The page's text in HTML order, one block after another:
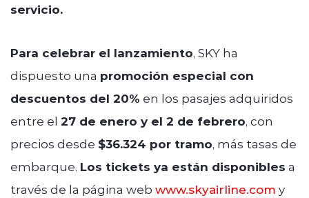
servicio.
Para celebrar el lanzamiento, SKY ha
dispuesto una promoción especial con
descuentos del 20% en los pasajes adquiridos
entre el 27 de enero y el 2 de febrero, con
precios desde $36.324 por tramo, más tasas de
embarque. Los tickets ya están disponibles a
través de la página web www.skyairline.com y